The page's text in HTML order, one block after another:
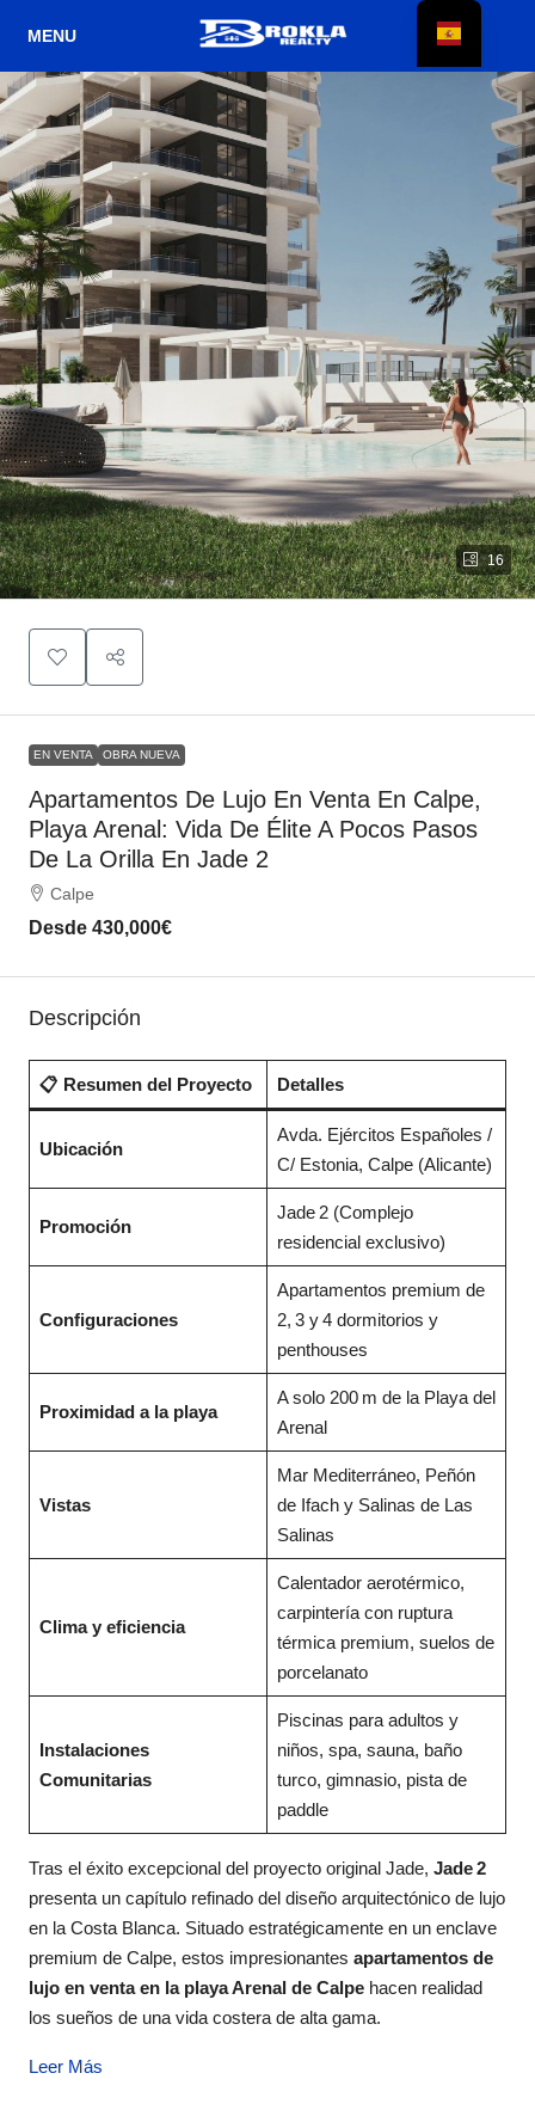
16
EN VENTA OBRA NUEVA
Apartamentos De Lujo En Venta En Calpe,
Playa Arenal: Vida De Élite A Pocos Pasos
De La Orilla En Jade 2
Calpe
Desde 430,000€
Descripción
📋 Resumen del Proyecto Detalles
Ubicación
Avda. Ejércitos Españoles /
C/ Estonia, Calpe (Alicante)
Promoción
Jade 2 (Complejo
residencial exclusivo)
Configuraciones
Apartamentos premium de
2, 3 y 4 dormitorios y
penthouses
Proximidad a la playa
A solo 200 m de la Playa del
Arenal
Vistas
Mar Mediterráneo, Peñón
de Ifach y Salinas de Las
Salinas
Clima y eficiencia
Calentador aerotérmico,
carpintería con ruptura
térmica premium, suelos de
porcelanato
Instalaciones
Comunitarias
Piscinas para adultos y
niños, spa, sauna, baño
turco, gimnasio, pista de
paddle
Tras el éxito excepcional del proyecto original Jade, Jade 2
presenta un capítulo refinado del diseño arquitectónico de lujo
en la Costa Blanca. Situado estratégicamente en un enclave
premium de Calpe, estos impresionantes apartamentos de
lujo en venta en la playa Arenal de Calpe hacen realidad
los sueños de una vida costera de alta gama.
Leer Más